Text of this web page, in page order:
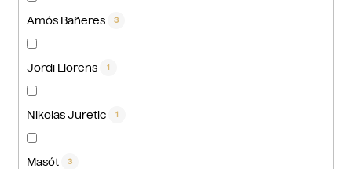
Amós Bañeres 3
Jordi Llorens 1
Nikolas Juretic 1
Masót 3